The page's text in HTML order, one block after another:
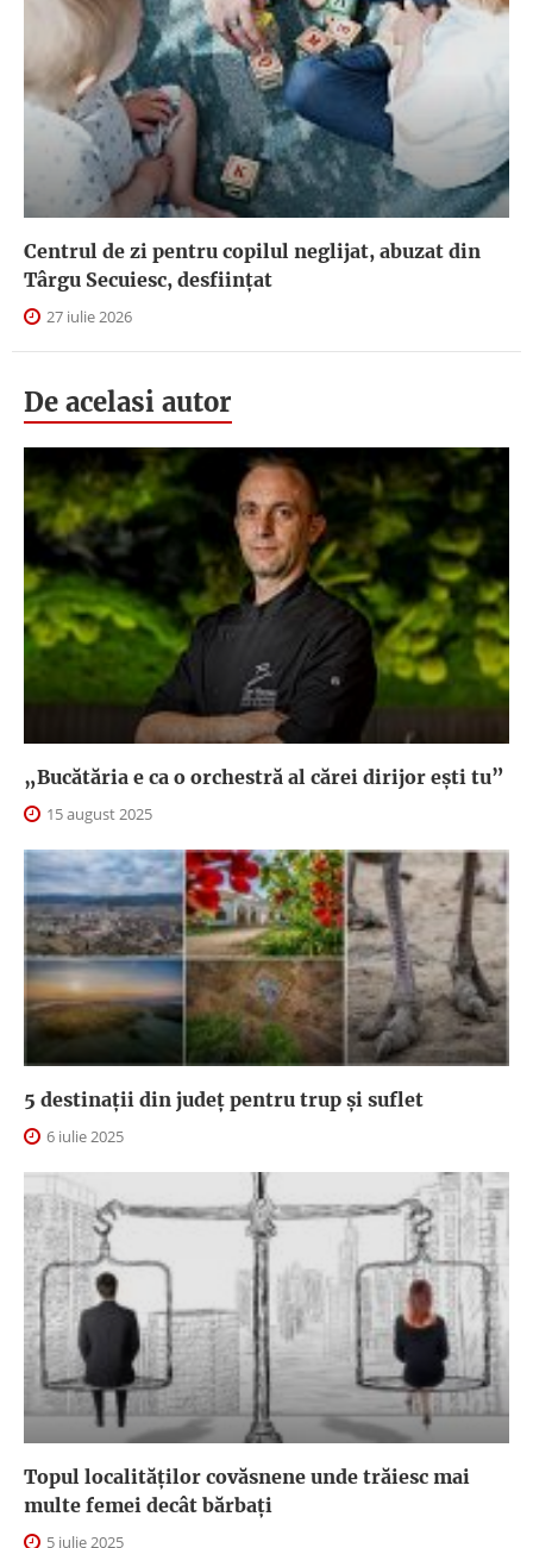
Centrul de zi pentru copilul neglijat, abuzat din
Târgu Secuiesc, desfiinţat
27 iulie 2026
De acelasi autor
„Bucătăria e ca o orchestră al cărei dirijor ești tu”
15 august 2025
5 destinații din județ pentru trup și suflet
6 iulie 2025
Topul localităților covăsnene unde trăiesc mai
multe femei decât bărbați
5 iulie 2025